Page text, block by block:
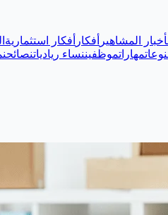
أخبار المشاهير أفكار أفكار استثمارية
مهاراتموظفيننساء ريادياتنصائح